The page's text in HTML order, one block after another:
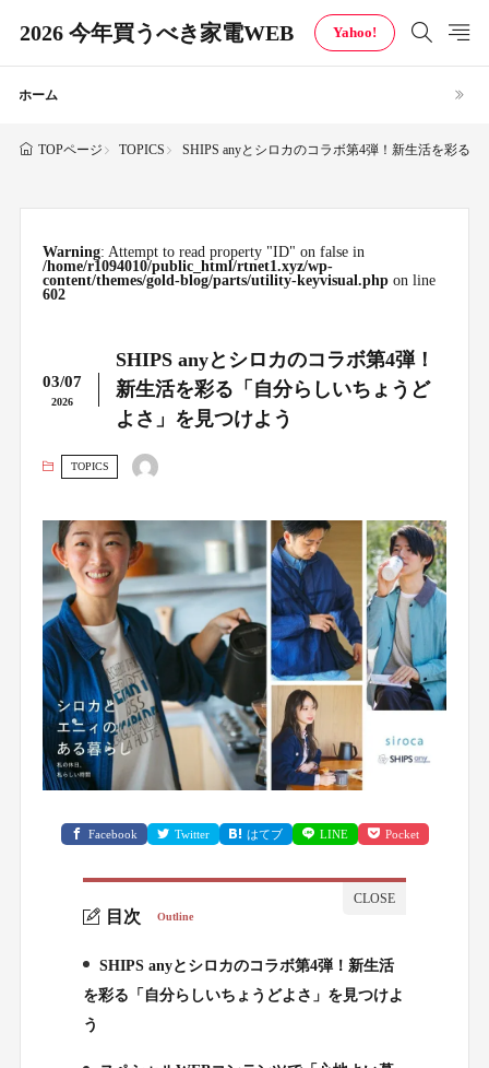
2026 今年買うべき家電WEB Yahoo!
ホーム
TOPページ TOPICS SHIPS anyとシロカのコラボ第4弾！新生活を彩る
Warning: Attempt to read property "ID" on false in
/home/r1094010/public_html/rtnet1.xyz/wp-
content/themes/gold-blog/parts/utility-keyvisual.phpon line
602
03/07
2026
SHIPS anyとシロカのコラボ第4弾！
新生活を彩る「自分らしいちょうど
よさ」を見つけよう
TOPICS
Facebook Twitter はてブ LINE Pocket
目次 Outline
1.
SHIPS anyとシロカのコラボ第4弾！新生活
を彩る「自分らしいちょうどよさ」を見つけよ
う